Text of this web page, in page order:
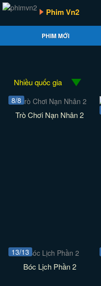
Phim Vn2
PHIM MỚI
Nhiều quốc gia
8/8
Trò Chơi Nạn Nhân 2
13/13
Bóc Lịch Phần 2